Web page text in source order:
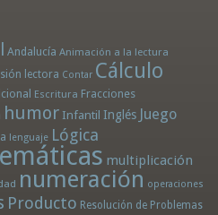
Andalucía Animación a la lectura
lectora Contar Cálculo
Escritura Fracciones
humor Infantil Inglés Juego
lenguaje Lógica
multiplicación
numeración operaciones
Producto Resolución de Problemas